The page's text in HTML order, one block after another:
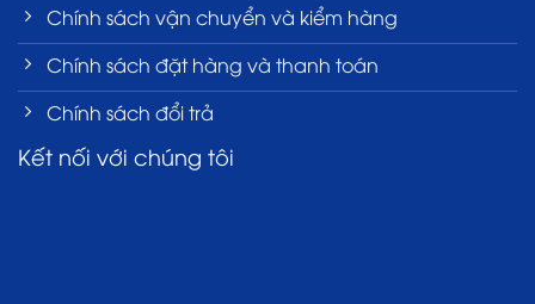
Chính sách vận chuyển và kiểm hàng
Chính sách đặt hàng và thanh toán
Chính sách đổi trả
Kết nối với chúng tôi